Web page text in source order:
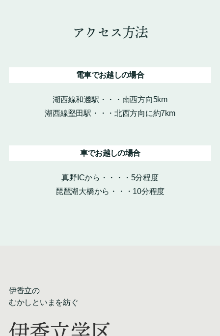
アクセス方法
電車でお越しの場合
湖西線和邇駅・・・南西方向5km
湖西線堅田駅・・・北西方向に約7km
車でお越しの場合
真野ICから・・・・5分程度
琵琶湖大橋から・・・10分程度
伊香立の
むかしといまを紡ぐ